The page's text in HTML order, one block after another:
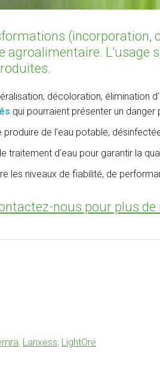
(incorporation,
L'usage
décoloration, élimination
qui pourraient présenter un danger
de l'eau potable,
traitement d'eau pour garantir la
les niveaux de fiabilité, de
nous pour plus de
, Lanxess, LightOre